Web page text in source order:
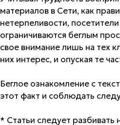
материалов в Сети, как
нетерпеливости,
ограничиваются беглым
свое внимание лишь на тех
них интерес, и опуская те
Беглое ознакомление с
этот факт и соблюдать
* Статьи следует разбивать